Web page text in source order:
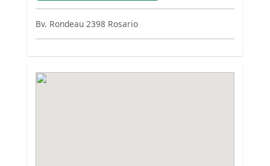
Bv. Rondeau 2398 Rosario